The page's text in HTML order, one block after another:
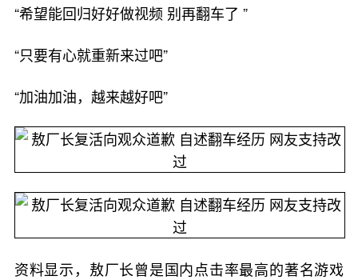
“希望能回归好好做视频 别再翻车了 ”
“只要有心就重新来过吧”
“加油加油，越来越好吧”
资料显示，敖厂长曾是国内点击率最高的著名游戏